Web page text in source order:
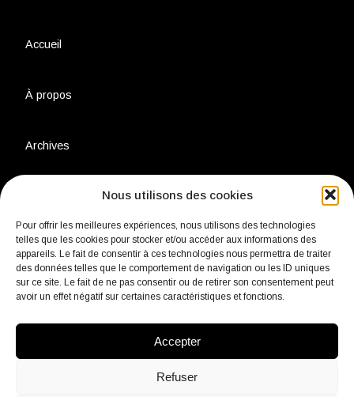
Nous utilisons des cookies
Pour offrir les meilleures expériences, nous utilisons des technologies
telles que les cookies pour stocker et/ou accéder aux informations des
appareils. Le fait de consentir à ces technologies nous permettra de traiter
des données telles que le comportement de navigation ou les ID uniques
sur ce site. Le fait de ne pas consentir ou de retirer son consentement peut
avoir un effet négatif sur certaines caractéristiques et fonctions.
Accepter
Refuser
Accueil
À propos
Archives
Charte environnementale
Politique de confidentialité
Mentions légales